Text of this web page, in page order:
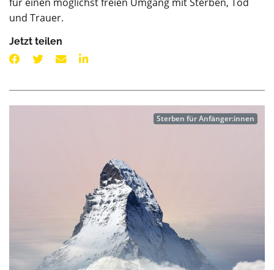
und Trauer.
Jetzt teilen
Sterben für Anfänger:innen